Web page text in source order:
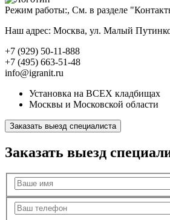
Режим работы:, См. в разделе
Наш адрес: Москва, ул. Малый
+7 (929) 50-11-888
+7 (495) 663-51-48
info@igranit.ru
Установка на ВСЕХ кладбищах
Москвы и Московской области
Заказать выезд специалиста
Заказать выезд